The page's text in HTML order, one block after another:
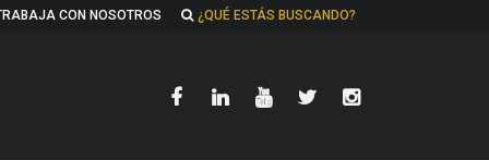
CON NOSOTROS ¿QUÉ ESTÁS BUSCANDO?